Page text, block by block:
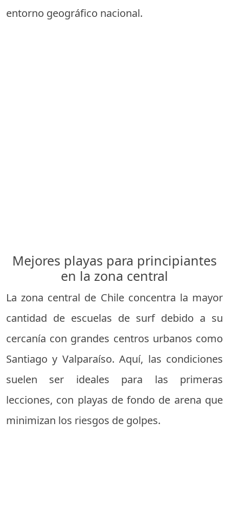
entorno geográfico nacional.
Mejores playas para principiantes
en la zona central
La zona central de Chile concentra la mayor
cantidad de escuelas de surf debido a su
cercanía con grandes centros urbanos como
Santiago y Valparaíso. Aquí, las condiciones
suelen ser ideales para las primeras
lecciones, con playas de fondo de arena que
minimizan los riesgos de golpes.